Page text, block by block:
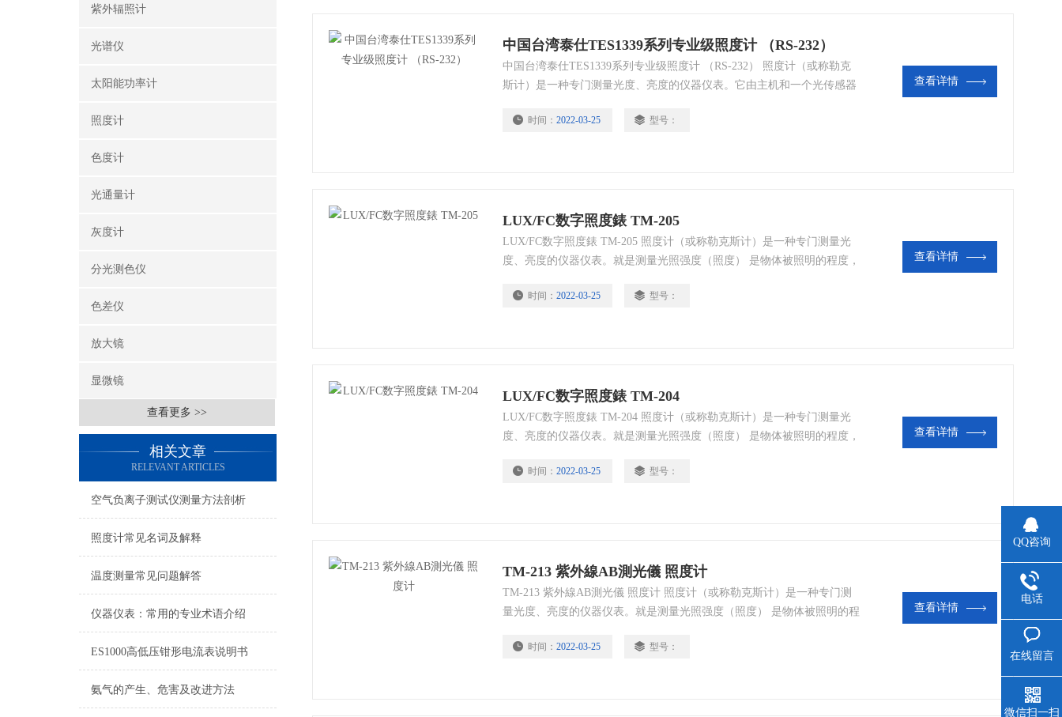
紫外辐照计
光谱仪
太阳能功率计
照度计
色度计
光通量计
灰度计
分光测色仪
色差仪
放大镜
显微镜
查看更多 >>
相关文章
RELEVANT ARTICLES
空气负离子测试仪测量方法剖析
照度计常见名词及解释
温度测量常见问题解答
仪器仪表：常用的专业术语介绍
ES1000高低压钳形电流表说明书
氨气的产生、危害及改进方法
中国台湾泰仕TES1339系列专业级照度计 （RS-232）
中国台湾泰仕TES1339系列专业级照度计 （RS-232） 照度计（或称勒克
斯计）是一种专门测量光度、亮度的仪器仪表。它由主机和一个光传感器
阳光照度大概是50000lux。lux是一个光照度的单位，表示光照射在表面上
时间： 2022-03-25 型号：
查看详情
LUX/FC数字照度錶 TM-205
LUX/FC数字照度錶 TM-205 照度计（或称勒克斯计）是一种专门测量光
度、亮度的仪器仪表。就是测量光照强度（照度） 是物体被照明的程度，
或硅光电池和微安表组成。
时间： 2022-03-25 型号：
查看详情
LUX/FC数字照度錶 TM-204
LUX/FC数字照度錶 TM-204 照度计（或称勒克斯计）是一种专门测量光
度、亮度的仪器仪表。就是测量光照强度（照度） 是物体被照明的程度，
或硅光电池和微安表组成。
时间： 2022-03-25 型号：
查看详情
TM-213 紫外線AB測光儀 照度计
TM-213 紫外線AB測光儀 照度计 照度计（或称勒克斯计）是一种专门测
量光度、亮度的仪器仪表。就是测量光照强度（照度） 是物体被照明的程
电池或硅光电池和微安表组成。
时间： 2022-03-25 型号：
查看详情
QQ咨询
电话
在线留言
微信扫一扫